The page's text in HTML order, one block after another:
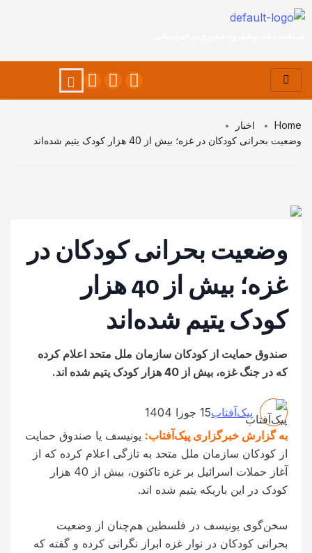
Home
اخبار
وضعیت بحرانی کودکان در غزه؛ بیش از 40 هزار کودک یتیم شده‌اند
وضعیت بحرانی کودکان در
غزه؛ بیش از 40 هزار
کودک یتیم شده‌اند
صندوق حمایت از کودکان سازمان ملل متحد اعلام کرده
که در جنگ غزه، بیش از 40 هزار کودک یتیم شده اند.
پیک‌آفتاب15 جوزا 1404
به گزارش خبرگزاری پیک‌آفتاب:یونیسف یا صندوق حمایت
از کودکان سازمان ملل متحد به تازگی اعلام کرده که از
آغاز حملات اسرائیل بر غزه تاکنون، بیش از 40 هزار
کودک در این باریکه یتیم شده اند.
سخن‌گوی یونیسف در فلسطین هم‌چنان از وضعیت
بحرانی کودکان در نوار غزه ابراز نگرانی کرده و گفته که